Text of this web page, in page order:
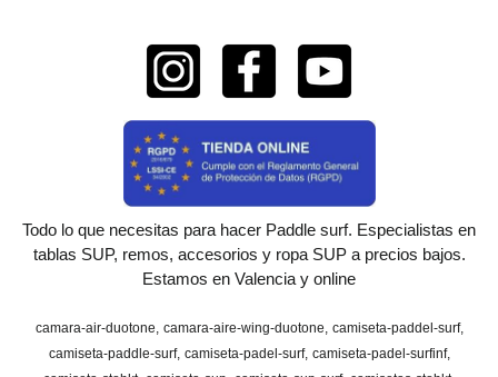
Todo lo que necesitas para hacer Paddle surf. Especialistas en
tablas SUP, remos, accesorios y ropa SUP a precios bajos.
Estamos en Valencia y online
camara-air-duotone camara-aire-wing-duotone camiseta-paddel-surf
camiseta-paddle-surf camiseta-padel-surf camiseta-padel-surfinf